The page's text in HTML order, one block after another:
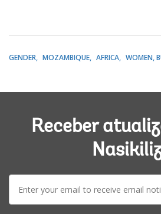
GENDER MOZAMBIQUE AFRICA WOMEN,
Receber
mail: